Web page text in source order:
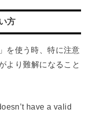
方
を使う時、特に注意
より難解になること
have a valid